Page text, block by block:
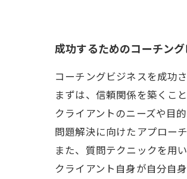
成功するためのコーチン
コーチングビジネスを成功
まずは、信頼関係を築くこ
クライアントのニーズや目
問題解決に向けたアプロー
また、質問テクニックを用い
クライアント自身が自分自